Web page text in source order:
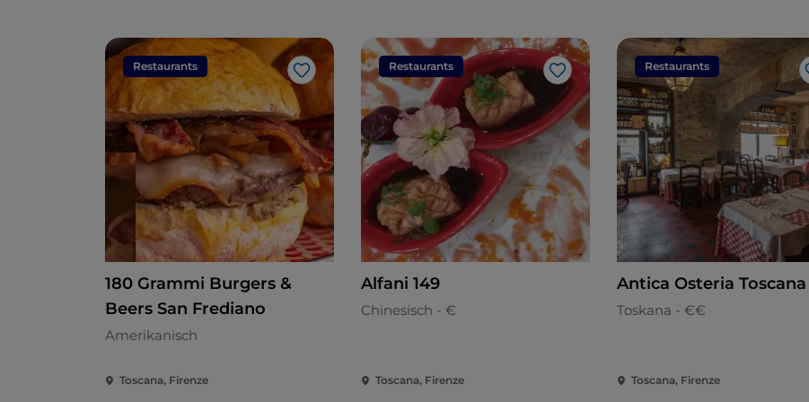
Restaurants
Like
180 Grammi Burgers &
Beers San Frediano
Amerikanisch
Toscana, Firenze
Restaurants
Like
Alfani 149
Chinesisch - €
Toscana, Firenze
Restaurants
Antica Osteria Toscana
Toskana - €€
Toscana, Firenze